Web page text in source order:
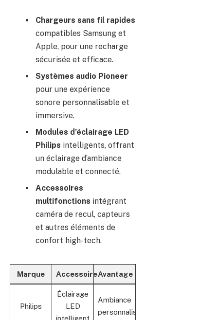
Chargeurs sans fil rapides
compatibles Samsung et
Apple, pour une recharge
sécurisée et efficace.
Systèmes audio Pioneer
pour une expérience
sonore personnalisable et
immersive.
Modules d’éclairage LED
Philips intelligents, offrant
un éclairage d’ambiance
modulable et connecté.
Accessoires
multifonctions intégrant
caméra de recul, capteurs
et autres éléments de
confort high-tech.
Marque AccessoireAvantage
Philips
Éclairage
LED
Ambiance
personnalisable